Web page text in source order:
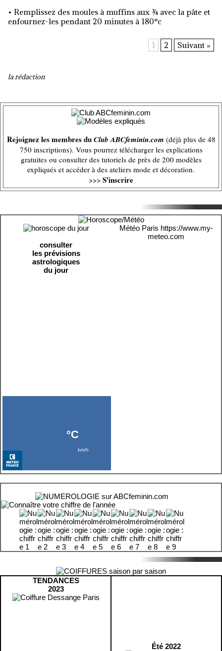
• Remplissez des moules à muffins aux ¾ avec la pâte et
enfournez-les pendant 20 minutes à 180°c
1 2 Suivant »
la rédaction
Rejoignez les membres duClub ABCfeminin.com (déjà plus de 48
750 inscriptions). Vous pourrez télécharger les explications
gratuites ou consulter des tutoriels de près de 200 modèles
expliqués et accéder à des ateliers mode et décoration.
>>> S'inscrire
consulter
les prévisions
astrologiques
du jour
Météo Paris https://www.my-
meteo.com
TENDANCES
2023
Été 2022